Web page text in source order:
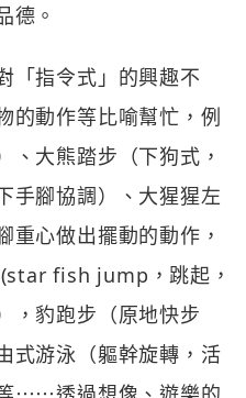
德。
「指令式」的興趣不
的動作等比喻幫忙，例
、大熊踏步（下狗式，
手腳協調）、大猩猩左
重心做出擺動的動作，
fish jump，跳起，
，豹跑步（原地快步
式游泳（軀幹旋轉，活